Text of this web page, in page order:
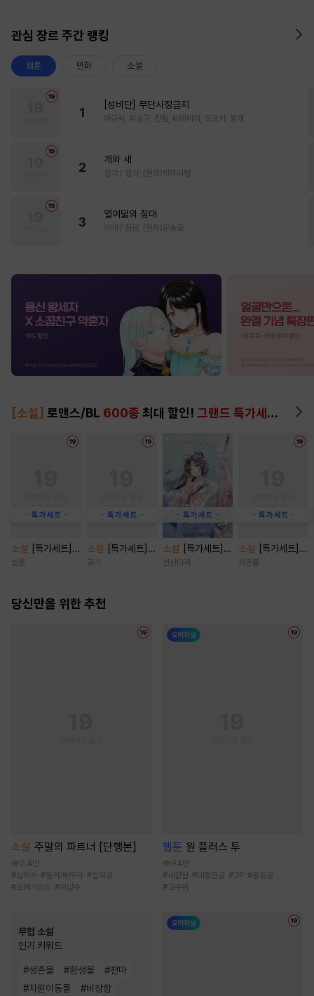
관심 장르 주간 랭킹
웹툰 만화 소설
1
[성비단] 무단사정금지
마규식, 피상구, 진월, 테리야끼, 오프카, 뚱개
2
개와 새
정각 / 정각, (원작)박하사탕
3
열여덟의 침대
자태 / 청담, (원작)문슬로
[소설] 로맨스/BL 600종 최대 할인! 그랜드 특가세트
소설
[특가세트]
[BL] 가짜 스폰
살룻
소설
[특가세트]
기어라 [단행본]
굳기
소설
[특가세트]
잠성 [단행본]
천산다객
소설
[특가세트]
코튼 프라이드(co
허은률
당신만을 위한 추천
소설 주말의 파트너 [단행본]
2.4만
#상처수 #동거/배우자 #집착공
#오메가버스 #허당수
무협 소설
인기 키워드
#생존물 #환생물 #천마
#차원이동물 #비장함
웹툰 원 플러스 투
94만
#세같살 #대형견공 #3P #음침공
#고수위